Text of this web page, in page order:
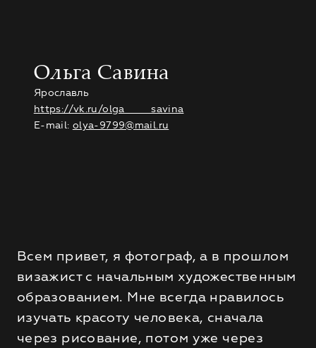
Ольга Савина
Ярославль
https://vk.ru/olga____savina
E-mail: olya-9799@mail.ru
Всем привет, я фотограф, а в прошлом
визажист с начальным художественным
образованием. Мне всегда нравилось
изучать красоту человека, сначала
через рисование, потом уже через